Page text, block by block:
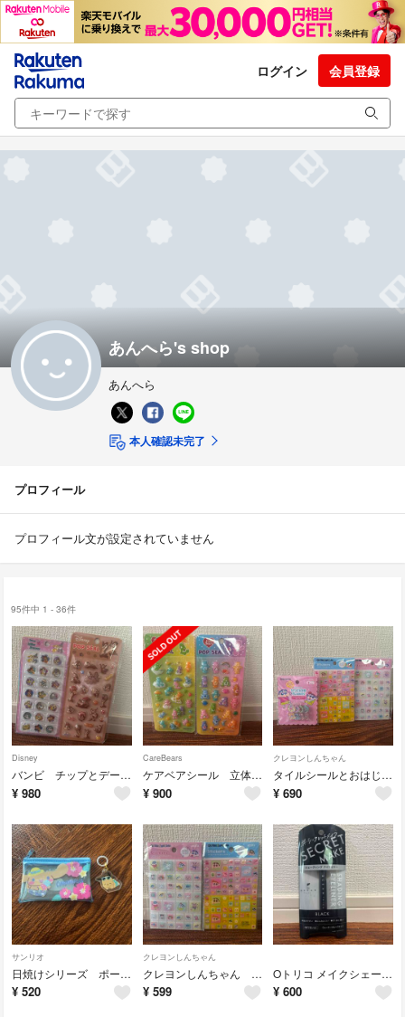
ログイン 会員登録
あんへら's shop
あんへら
本人確認未完了
プロフィール
プロフィール文が設定されていません
95件中 1 - 36件
Disney
バンビ チップとデール ミスバニー おはじきシール ディズニー
¥ 980
CareBears
ケアベアシール 立体シール クリスタルシール
¥ 900
クレヨンしんちゃん
タイルシールとおはじきシールのセット クレヨンしんちゃん
¥ 690
サンリオ
日焼けシリーズ ポーチとマーカーチャーム ポチャッコ シナモロール
¥ 520
クレヨンしんちゃん
クレヨンしんちゃん タイルシール 2枚セット
¥ 599
Oトリコ メイクシェーディングアイライナー BK
¥ 600